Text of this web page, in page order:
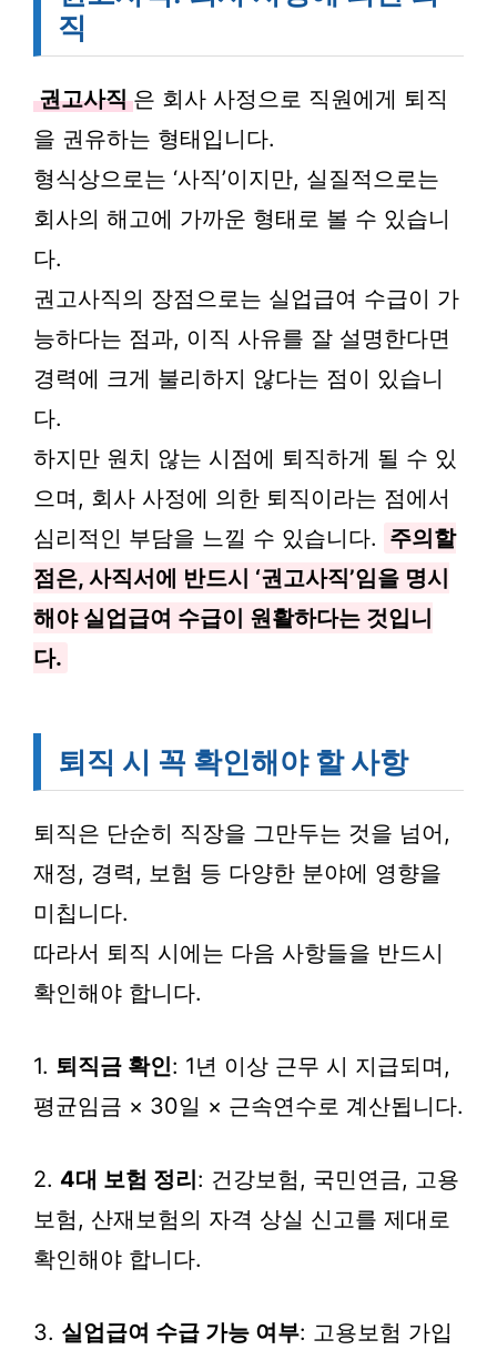
직
권고사직 은 회사 사정으로 직원에게 퇴직
을 권유하는 형태입니다.
형식상으로는 ‘사직’이지만, 실질적으로는
회사의 해고에 가까운 형태로 볼 수 있습니
다.
권고사직의 장점으로는 실업급여 수급이 가
능하다는 점과, 이직 사유를 잘 설명한다면
경력에 크게 불리하지 않다는 점이 있습니
다.
하지만 원치 않는 시점에 퇴직하게 될 수 있
으며, 회사 사정에 의한 퇴직이라는 점에서
심리적인 부담을 느낄 수 있습니다. 주의할
점은, 사직서에 반드시 ‘권고사직’임을 명시
해야 실업급여 수급이 원활하다는 것입니
다.
퇴직 시 꼭 확인해야 할 사항
퇴직은 단순히 직장을 그만두는 것을 넘어,
재정, 경력, 보험 등 다양한 분야에 영향을
미칩니다.
따라서 퇴직 시에는 다음 사항들을 반드시
확인해야 합니다.
1. 퇴직금 확인: 1년 이상 근무 시 지급되며,
평균임금 × 30일 × 근속연수로 계산됩니다.
2. 4대 보험 정리: 건강보험, 국민연금, 고용
보험, 산재보험의 자격 상실 신고를 제대로
확인해야 합니다.
3. 실업급여 수급 가능 여부: 고용보험 가입